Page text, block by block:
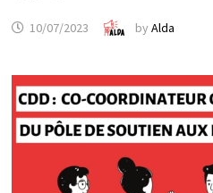
10/07/2023 by Alda